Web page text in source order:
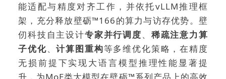
能适配与精度对齐工作，并依托vLLM推理框
架，充分释放壁砺™166的算力与访存优势。壁
仞科技自主设计专家并行调度、 稀疏注意力算
子优化、计算图重构等多维优化策略，在精度
无损前提下实现大语言模型推理性能显著提